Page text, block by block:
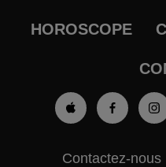
HOROSCOPE
Contactez-nous